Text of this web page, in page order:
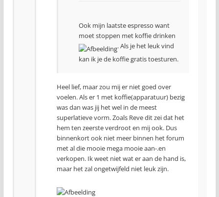
Ook mijn laatste espresso want
moet stoppen met koffie drinken
. Als je het leuk vind
kan ik je de koffie gratis toesturen.
Heel lief, maar zou mij er niet goed over
voelen. Als er 1 met koffie(apparatuur) bezig
was dan was jij het wel in de meest
superlatieve vorm. Zoals Reve dit zei dat het
hem ten zeerste verdroot en mij ook. Dus
binnenkort ook niet meer binnen het forum
met al die mooie mega mooie aan-.en
verkopen. Ik weet niet wat er aan de hand is,
maar het zal ongetwijfeld niet leuk zijn.